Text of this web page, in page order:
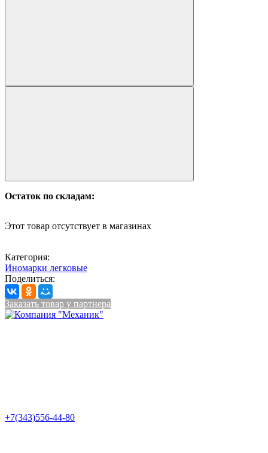
Остаток по складам:
Этот товар отсутствует в магазинах
Категория:
Иномарки легковые
Поделиться:
Заказать товар у партнера
+7(343)556-44-80